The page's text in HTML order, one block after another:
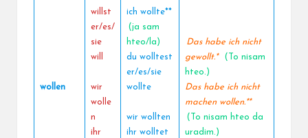
wollen
willst
er/es/
sie
will
wir
wolle
n
ihr
ich wollte**
(ja sam
hteo/la)
du wolltest
er/es/sie
wollte
wir wollten
ihr wolltet
Das habe ich nicht
gewollt.*
(To nisam
hteo.)
Das habe ich nicht
machen wollen.**
(To nisam hteo da
uradim.)